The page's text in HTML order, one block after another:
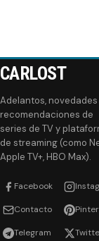
CARLOST
Adelantos, novedades
recomendaciones de
series de TV y
de streaming (como
Apple TV+, HBO Max).
Facebook
Contacto
Telegram